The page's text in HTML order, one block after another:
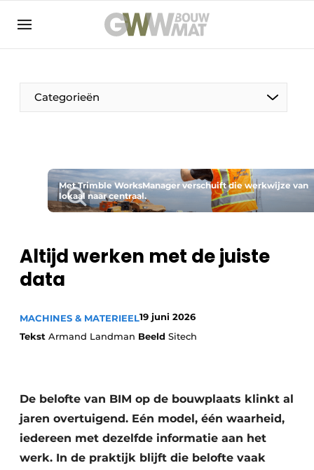
NL EN
Categorieën
De Pen
Vrouw in de bouw
Duurzaamheid & Innovatie
Met Trimble WorksManager verschuift die werkwijze van
lokaal naar centraal.
Altijd werken met de juiste
data
MACHINES & MATERIEEL19 juni 2026
Tekst Armand Landman Beeld Sitech
De belofte van BIM op de bouwplaats klinkt al
jaren overtuigend. Eén model, één waarheid,
iedereen met dezelfde informatie aan het
werk. In de praktijk blijft die belofte vaak